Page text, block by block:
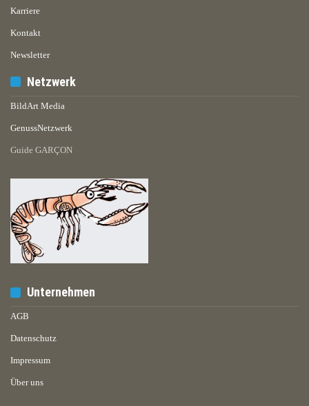
Karriere
Kontakt
Newsletter
Netzwerk
BildArt Media
GenussNetzwerk
Guide GARÇON
Unternehmen
AGB
Datenschutz
Impressum
Über uns